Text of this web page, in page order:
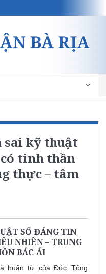
sai kỹ thuật
tinh thần
thực – tâm
SỐ ĐÁNG TIN
NHIÊN – TRUNG
BÁC ÁI
huấn từ của Đức Tổng